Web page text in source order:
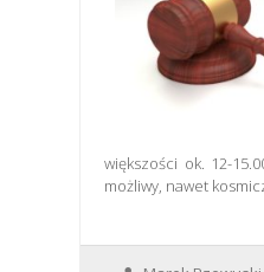
większości ok. 12-
możliwy, nawet